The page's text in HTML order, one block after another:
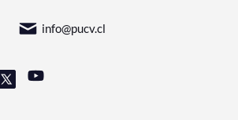
info@pucv.cl